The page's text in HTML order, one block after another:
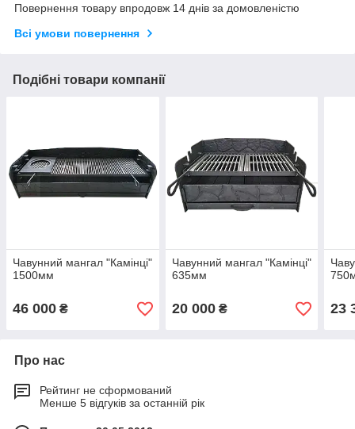
Повернення товару впродовж 14 днів за домовленістю
Всі умови повернення
Подібні товари компанії
Чавунний мангал "Камінці"
1500мм
46 000 ₴
Чавунний мангал "Камінці"
635мм
20 000₴ 23
Про нас
Рейтинг не сформований
Менше 5 відгуків за останній рік